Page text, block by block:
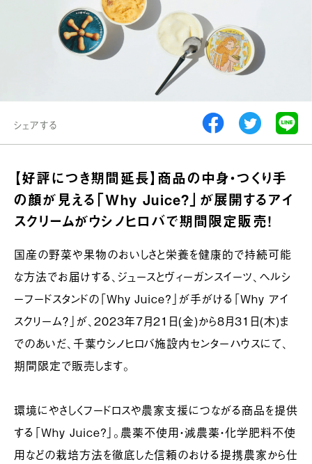
シェアする
【好評につき期間延長】商品の中身・つくり手
の顔が見える「Why Juice?」が展開するアイ
スクリームがウシノヒロバで期間限定販売！
国産の野菜や果物のおいしさと栄養を健康的で持続可能
な方法でお届けする、ジュースとヴィーガンスイーツ、ヘルシ
ーフードスタンドの「Why Juice?」が手がける「Why アイ
スクリーム？」が、2023年7月21日(金)から8月31日(木)ま
でのあいだ、千葉ウシノヒロバ施設内センターハウスにて、
期間限定で販売します。
環境にやさしくフードロスや農家支援につながる商品を提供
する「Why Juice?」。農薬不使用・減農薬・化学肥料不使
用などの栽培方法を徹底した信頼のおける提携農家から仕